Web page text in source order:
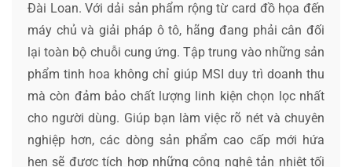
Đài Loan. Với dải sản phẩm rộng từ card đồ họa đến
máy chủ và giải pháp ô tô, hãng đang phải cân đối
lại toàn bộ chuỗi cung ứng. Tập trung vào những sản
phẩm tinh hoa không chỉ giúp MSI duy trì doanh thu
mà còn đảm bảo chất lượng linh kiện chọn lọc nhất
cho người dùng. Giúp bạn làm việc rõ nét và chuyên
nghiệp hơn, các dòng sản phẩm cao cấp mới hứa
hẹn sẽ được tích hợp những công nghệ tản nhiệt tối